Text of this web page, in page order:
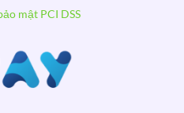
mật PCI DSS